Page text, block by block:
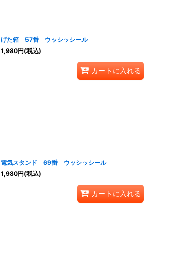
げた箱 57番 ウッシッシール
1,980円(税込)
カートに入れる
電気スタンド 69番 ウッシッシール
1,980円(税込)
カートに入れる